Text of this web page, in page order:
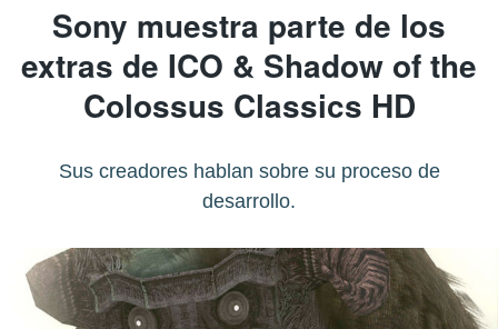
Sony muestra parte de los
extras de ICO & Shadow of the
Colossus Classics HD
Sus creadores hablan sobre su proceso de
desarrollo.